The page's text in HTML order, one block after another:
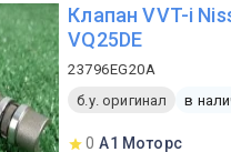
Клапан VVT-i
VQ25DE
23796EG20A
б.у. оригинал
в
0 А1 Моторс